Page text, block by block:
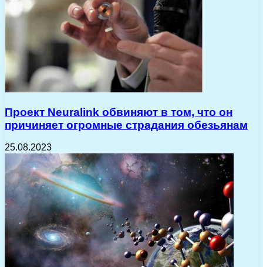
Проект Neuralink обвиняют в том, что он
причиняет огромные страдания обезьянам
25.08.2023